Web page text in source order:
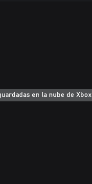
en la nube de Xbox